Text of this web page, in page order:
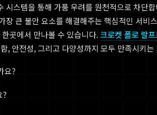
스템을 통해 가품 우려를 원천적으로 차
장 큰 불안 요소를 해결해주는 핵심적인 서
곳에서 만나볼 수 있습니다.크로켓 폴로 랄
, 안전성, 그리고 다양성까지 모두 만족시키
요?
?